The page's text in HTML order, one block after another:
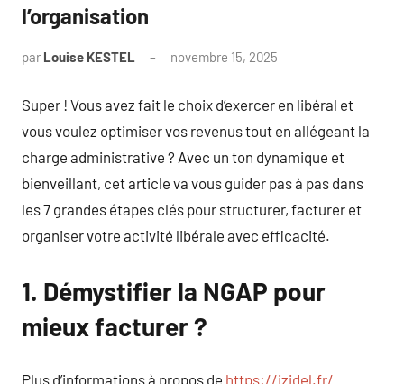
l’organisation
par Louise KESTEL novembre 15, 2025
Super ! Vous avez fait le choix d’exercer en libéral et
vous voulez optimiser vos revenus tout en allégeant la
charge administrative ? Avec un ton dynamique et
bienveillant, cet article va vous guider pas à pas dans
les 7 grandes étapes clés pour structurer, facturer et
organiser votre activité libérale avec efficacité.
1. Démystifier la NGAP pour
mieux facturer ?
Plus d’informations à propos de https://izidel.fr/